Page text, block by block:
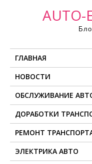
AUTO-
ГЛАВНАЯ
НОВОСТИ
ОБСЛУЖИВАНИЕ
ДОРАБОТКИ
РЕМОНТ
ЭЛЕКТРИКА АВТО